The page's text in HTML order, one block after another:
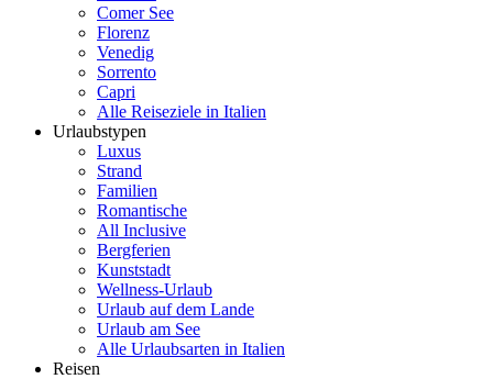
Comer See
Florenz
Venedig
Sorrento
Capri
Alle Reiseziele in Italien
Urlaubstypen
Luxus
Strand
Familien
Romantische
All Inclusive
Bergferien
Kunststadt
Wellness-Urlaub
Urlaub auf dem Lande
Urlaub am See
Alle Urlaubsarten in Italien
Reisen